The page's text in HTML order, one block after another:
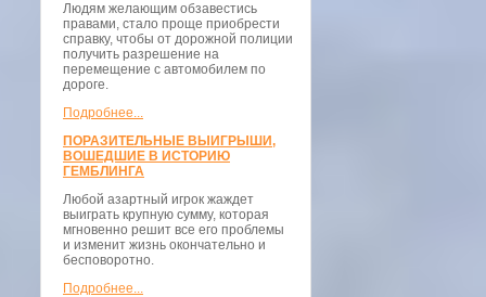
Людям желающим обзавестись
правами, стало проще приобрести
справку, чтобы от дорожной полиции
получить разрешение на
перемещение с автомобилем по
дороге.
Подробнее...
ПОРАЗИТЕЛЬНЫЕ ВЫИГРЫШИ,
ВОШЕДШИЕ В ИСТОРИЮ
ГЕМБЛИНГА
Любой азартный игрок жаждет
выиграть крупную сумму, которая
мгновенно решит все его проблемы
и изменит жизнь окончательно и
бесповоротно.
Подробнее...